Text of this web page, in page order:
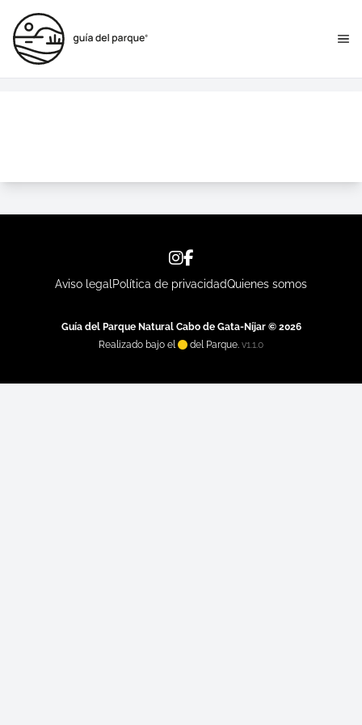
Aviso legal Política de privacidadQuienes somos
Guía del Parque Natural Cabo de Gata-Níjar © 2026
Realizado bajo el
del Parque. v1.1.0